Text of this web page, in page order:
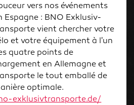
vers nos événements
Espagne : BNO Exklusiv-
vient chercher votre
et votre équipement à l'un
quatre points de
en Allemagne et
le tout emballé de
optimale.
exklusivtransporte.de/